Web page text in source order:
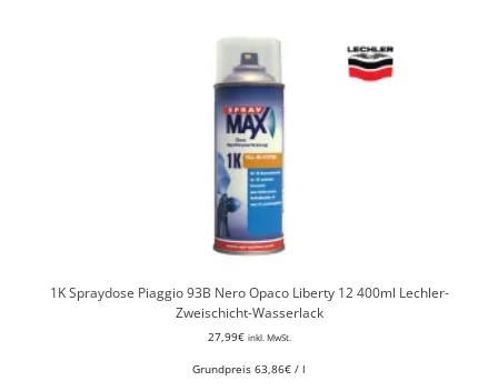
1K Spraydose Piaggio 93B Nero Opaco Liberty 12 400ml Lechler-
Zweischicht-Wasserlack
27,99€ inkl. MwSt.
Grundpreis 63,86€ / l